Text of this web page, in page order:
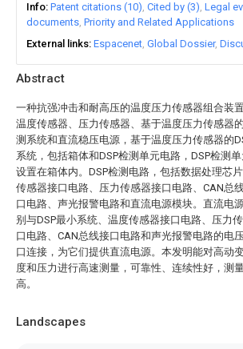
Abstract
一种抗强冲击和耐高压的温度压力传感器组合装
温度传感器、压力传感器、基于温度压力传感器
测系统和直流稳压电源，基于温度压力传感器的
系统，包括箱体和DSP检测单元电路，DSP检测
设置在箱体内。DSP检测电路，包括数据处理芯
传感器接口电路、压力传感器接口电路、CAN总
口电路、声光报警电路和直流电源模块。直流电
别与DSP最小系统、温度传感器接口电路、压力
口电路、CAN总线接口电路和声光报警电路的电
口连接，为它们提供直流电源。本发明能对高动
度和压力进行高速测量，可靠性、连续性好，测
高。
Landscapes
Info Patent citations (10) Cited by (3) Legal
documents Priority and Related Applications
External links Espacenet Global Dossier